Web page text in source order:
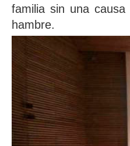
familia sin una
hambre.